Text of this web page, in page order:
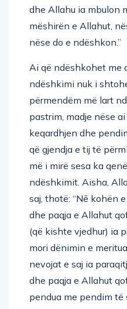
dhe Allahu ia mbulon
mëshirën e Allahut,
nëse do e ndëshkon.”
Ai që ndëshkohet me
ndëshkimi nuk i
përmendëm më lart
pastrim, madje nëse
keqardhjen dhe
që gjendja e tij të
më i mirë sesa ka
ndëshkimit. Aisha,
saj, thotë: “Nē kohën
dhe paqja e Allahut
(që kishte vjedhur) ia
mori dënimin e
nevojat e saj ia
dhe paqja e Allahut
pendua me pendim të